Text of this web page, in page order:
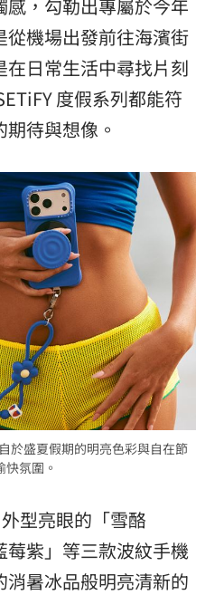
，勾勒出專屬於今年
機場出發前往海濱街
日常生活中尋找片刻
度假系列都能符
待與想像。
於盛夏假期的明亮色彩與自在節
氛圍。
型亮眼的「雪酪
紫」等三款波紋手機
暑冰品般明亮清新的